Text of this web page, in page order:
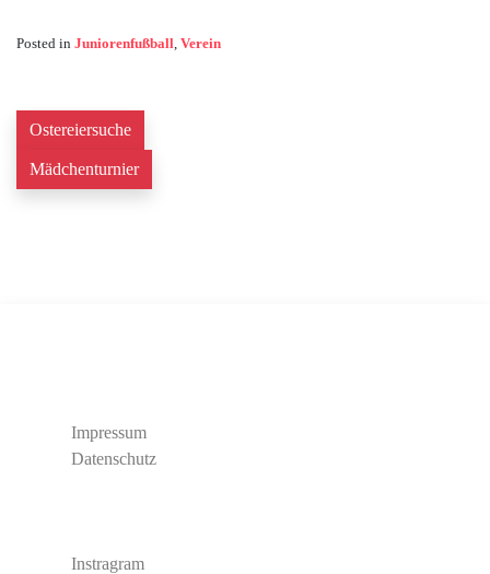
Posted in Juniorenfußball, Verein
Ostereiersuche
Mädchenturnier
Impressum
Datenschutz
Instragram